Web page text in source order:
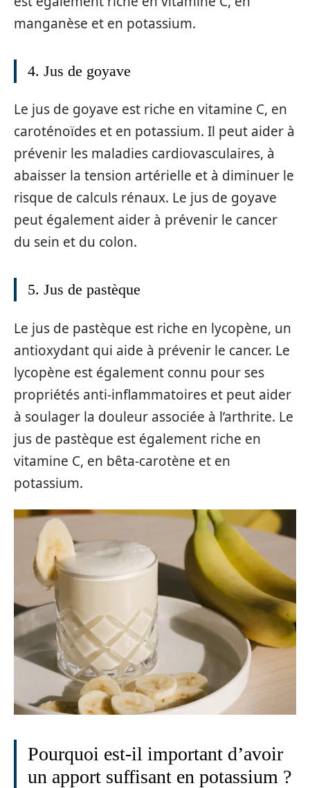
manganèse et en potassium.
4. Jus de goyave
Le jus de goyave est riche en vitamine C, en
caroténoïdes et en potassium. Il peut aider à
prévenir les maladies cardiovasculaires, à
abaisser la tension artérielle et à diminuer le
risque de calculs rénaux. Le jus de goyave
peut également aider à prévenir le cancer
du sein et du colon.
5. Jus de pastèque
Le jus de pastèque est riche en lycopène, un
antioxydant qui aide à prévenir le cancer. Le
lycopène est également connu pour ses
propriétés anti-inflammatoires et peut aider
à soulager la douleur associée à l’arthrite. Le
jus de pastèque est également riche en
vitamine C, en bêta-carotène et en
potassium.
Pourquoi est-il important d’avoir
un apport suffisant en potassium ?